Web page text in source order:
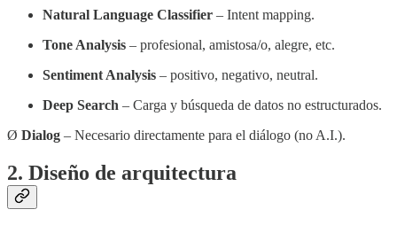
Natural Language Classifier – Intent mapping.
Tone Analysis – profesional, amistosa/o, alegre, etc.
Sentiment Analysis – positivo, negativo, neutral.
Deep Search – Carga y búsqueda de datos no estructurados.
Ø Dialog – Necesario directamente para el diálogo (no A.I.).
2. Diseño de arquitectura